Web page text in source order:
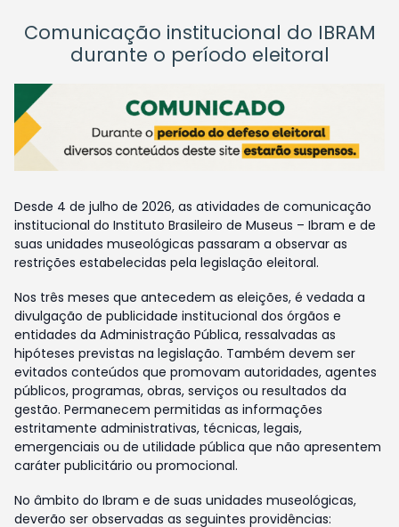
Comunicação institucional do IBRAM
durante o período eleitoral
Desde 4 de julho de 2026, as atividades de comunicação
institucional do Instituto Brasileiro de Museus – Ibram e de
suas unidades museológicas passaram a observar as
restrições estabelecidas pela legislação eleitoral.
Nos três meses que antecedem as eleições, é vedada a
divulgação de publicidade institucional dos órgãos e
entidades da Administração Pública, ressalvadas as
hipóteses previstas na legislação. Também devem ser
evitados conteúdos que promovam autoridades, agentes
públicos, programas, obras, serviços ou resultados da
gestão. Permanecem permitidas as informações
estritamente administrativas, técnicas, legais,
emergenciais ou de utilidade pública que não apresentem
caráter publicitário ou promocional.
No âmbito do Ibram e de suas unidades museológicas,
deverão ser observadas as seguintes providências: